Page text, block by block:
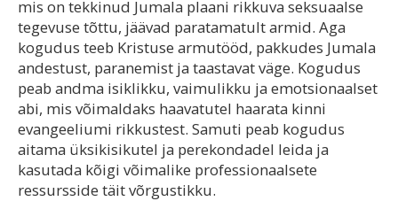
mis on tekkinud Jumala plaani rikkuva seksuaalse
tegevuse tõttu, jäävad paratamatult armid. Aga
kogudus teeb Kristuse armutööd, pakkudes Jumala
andestust, paranemist ja taastavat väge. Kogudus
peab andma isiklikku, vaimulikku ja emotsionaalset
abi, mis võimaldaks haavatutel haarata kinni
evangeeliumi rikkustest. Samuti peab kogudus
aitama üksikisikutel ja perekondadel leida ja
kasutada kõigi võimalike professionaalsete
ressursside täit võrgustikku.